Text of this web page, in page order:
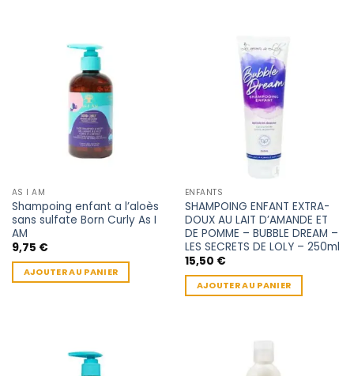
AS I AM
Shampoing enfant a l’aloès
sans sulfate Born Curly As I
AM
9,75 €
AJOUTER AU PANIER
ENFANTS
SHAMPOING ENFANT EXTRA-
DOUX AU LAIT D’AMANDE ET
DE POMME – BUBBLE DREAM –
LES SECRETS DE LOLY – 250ml
15,50 €
AJOUTER AU PANIER